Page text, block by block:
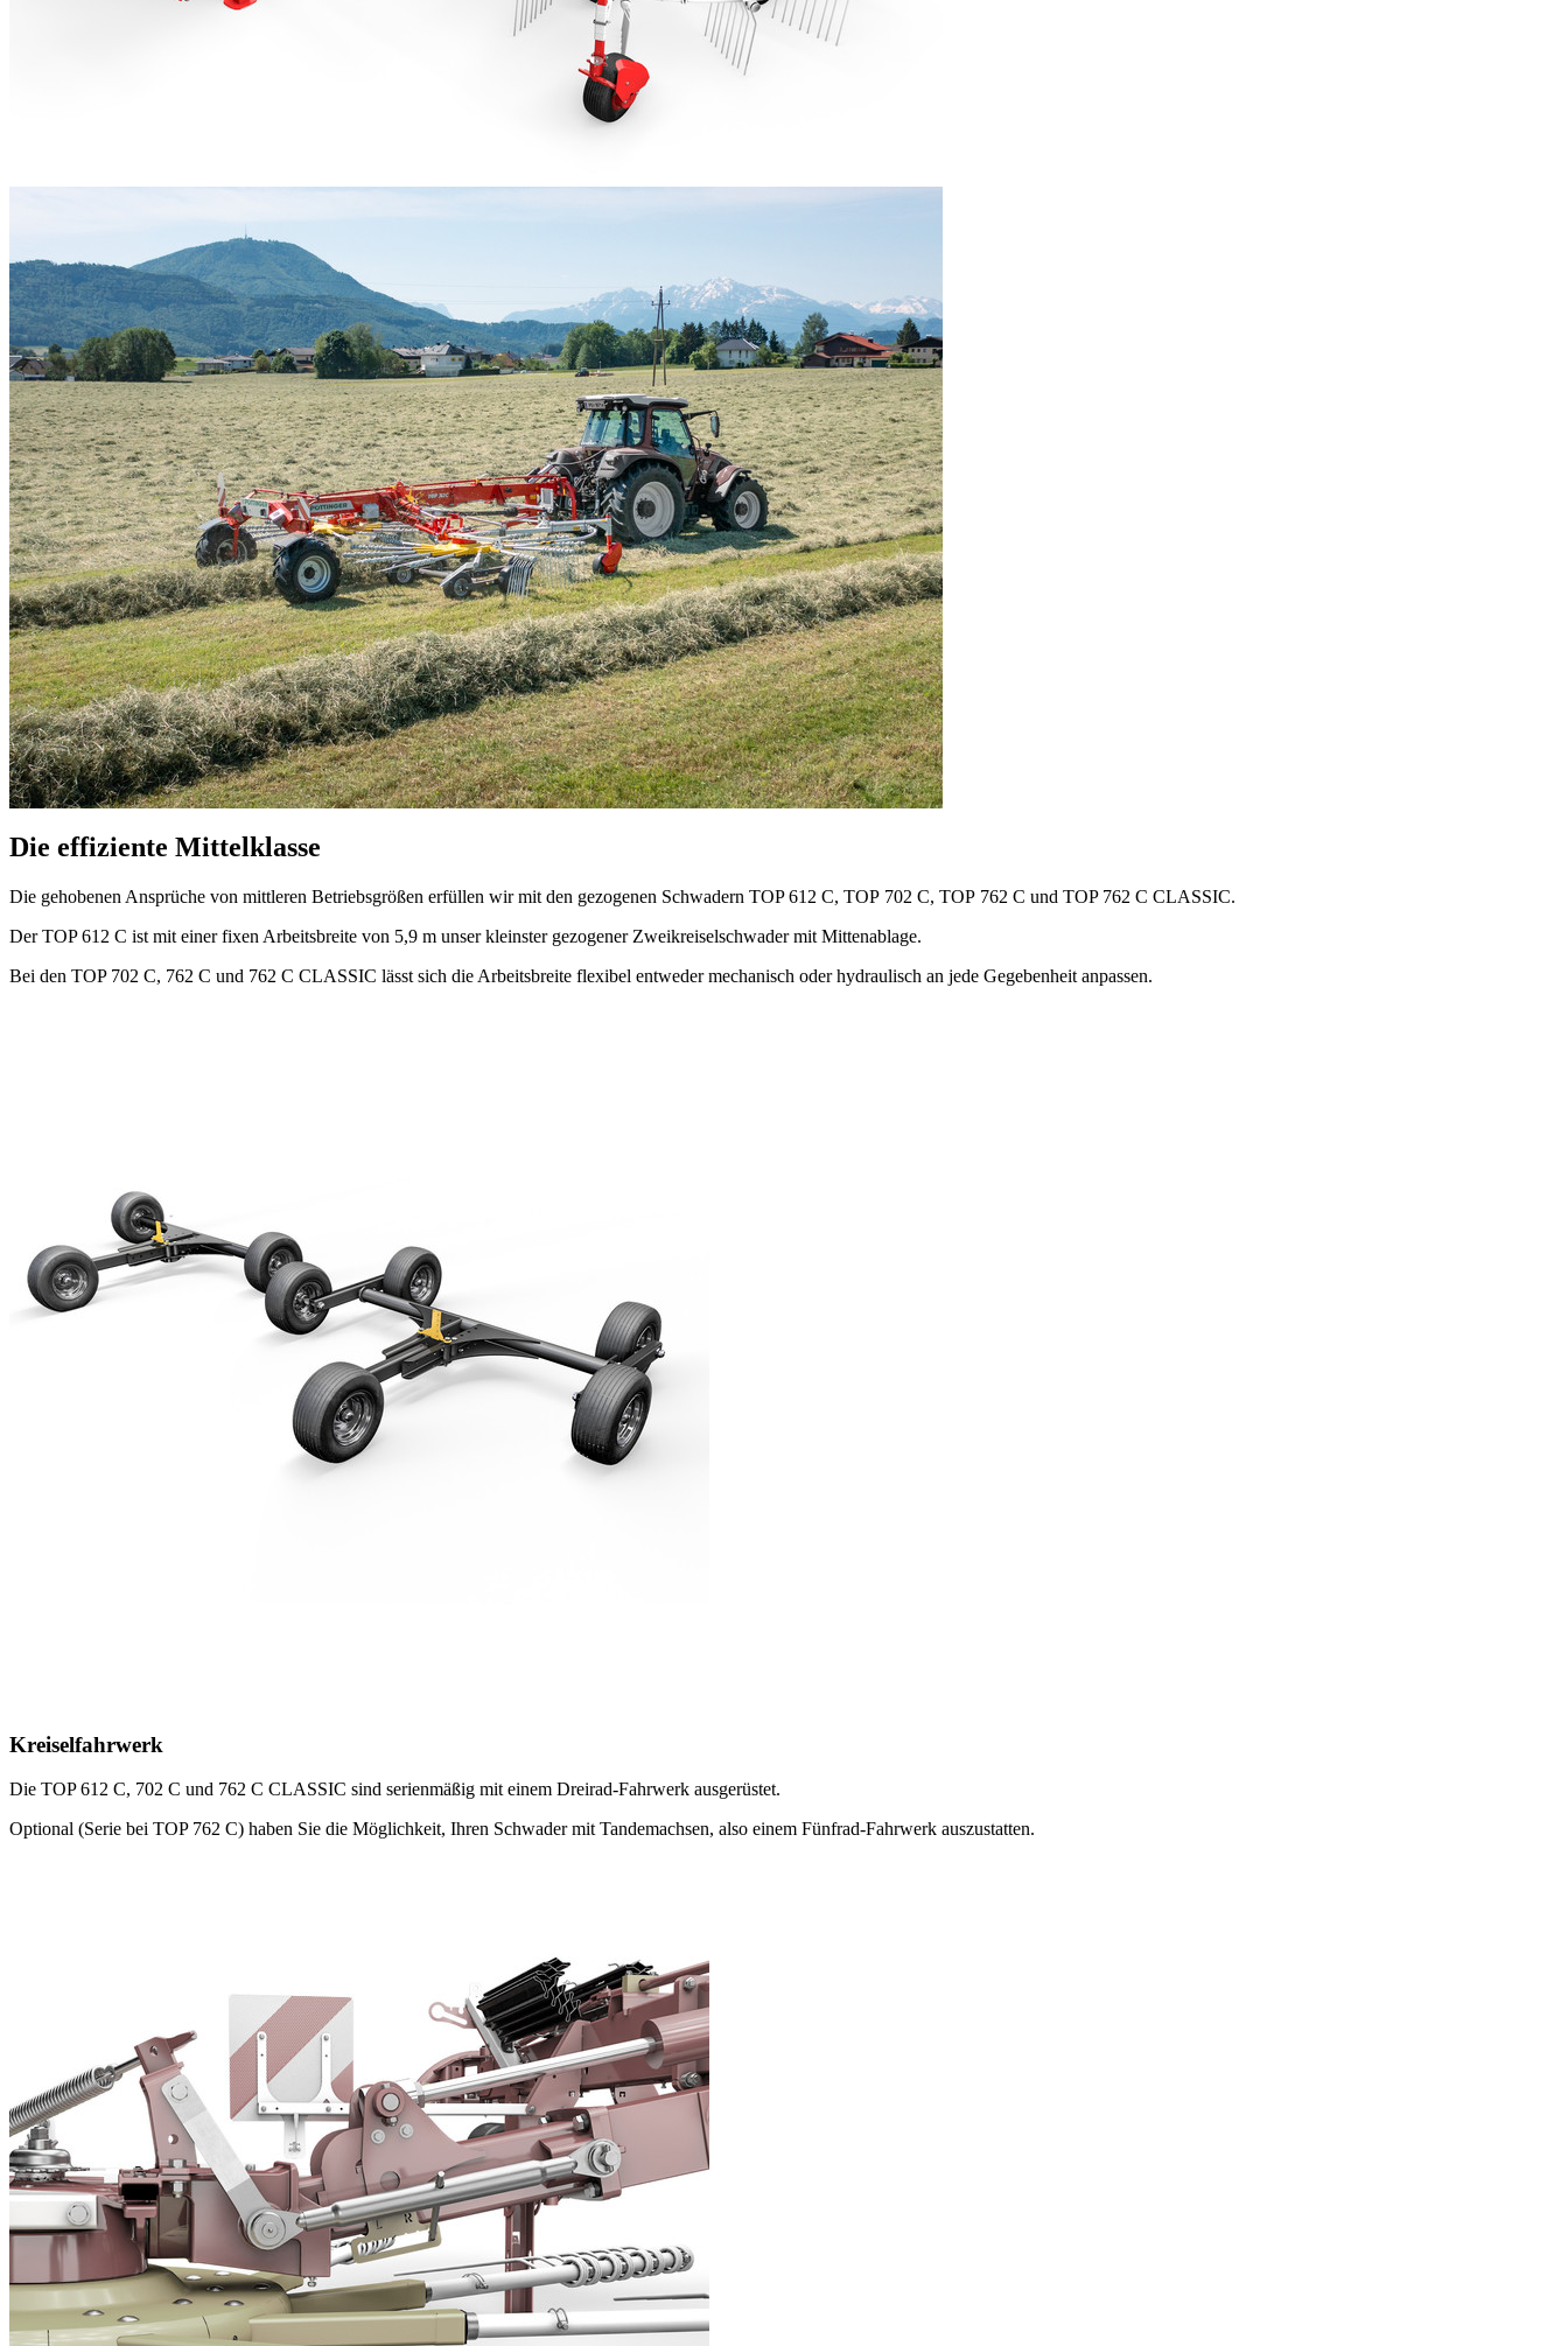
Die effiziente Mittelklasse
Die gehobenen Ansprüche von mittleren Betriebsgrößen erfüllen wir mit den gezogenen Schwadern TOP 612 C, TOP 702 C, TOP 762 C und TOP 762 C CLASSIC.
Der TOP 612 C ist mit einer fixen Arbeitsbreite von 5,9 m unser kleinster gezogener Zweikreiselschwader mit Mittenablage.
Bei den TOP 702 C, 762 C und 762 C CLASSIC lässt sich die Arbeitsbreite flexibel entweder mechanisch oder hydraulisch an jede Gegebenheit anpassen.
Kreiselfahrwerk
Die TOP 612 C, 702 C und 762 C CLASSIC sind serienmäßig mit einem Dreirad-Fahrwerk ausgerüstet.
Optional (Serie bei TOP 762 C) haben Sie die Möglichkeit, Ihren Schwader mit Tandemachsen, also einem Fünfrad-Fahrwerk auszustatten.